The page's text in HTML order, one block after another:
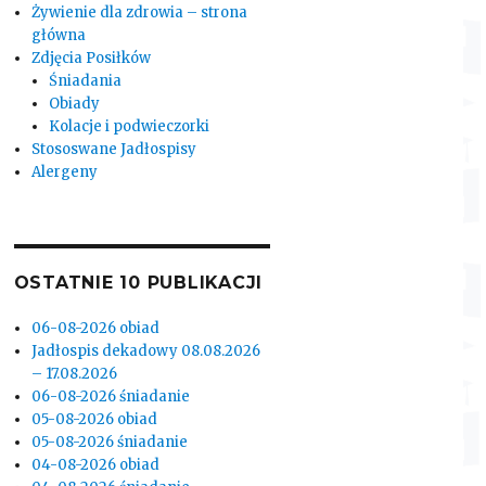
Żywienie dla zdrowia – strona
główna
Zdjęcia Posiłków
Śniadania
Obiady
Kolacje i podwieczorki
Stososwane Jadłospisy
Alergeny
OSTATNIE 10 PUBLIKACJI
06-08-2026 obiad
Jadłospis dekadowy 08.08.2026
– 17.08.2026
06-08-2026 śniadanie
05-08-2026 obiad
05-08-2026 śniadanie
04-08-2026 obiad